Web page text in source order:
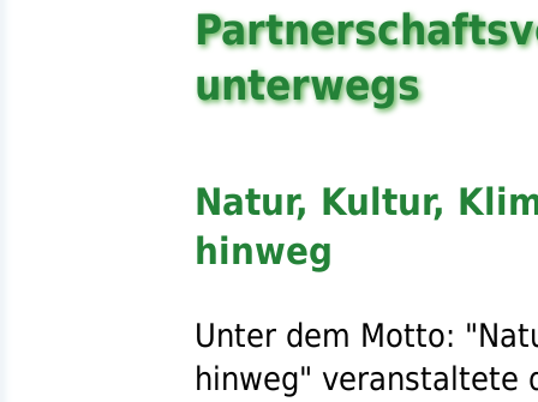
unterwegs
Natur, Kultur,
hinweg
Unter dem Motto:
hinweg" veranstaltete